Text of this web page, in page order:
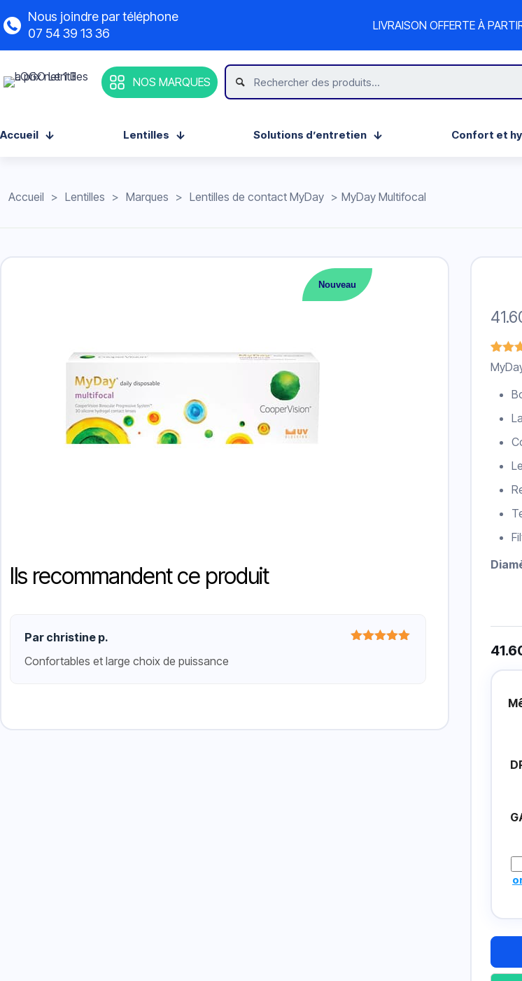
Nous joindre par téléphone
07 54 39 13 36
LIVRAISON OFFERTE À
NOS MARQUES
Accueil Lentilles Solutions d’entretien Confort et
Accueil > Lentilles > Marques > Lentilles de contact MyDay > MyDay Multifocal
Nouveau
Ils recommandent ce produit
Par christine p.
Confortables et large choix de puissance
Noté
sur 5
1